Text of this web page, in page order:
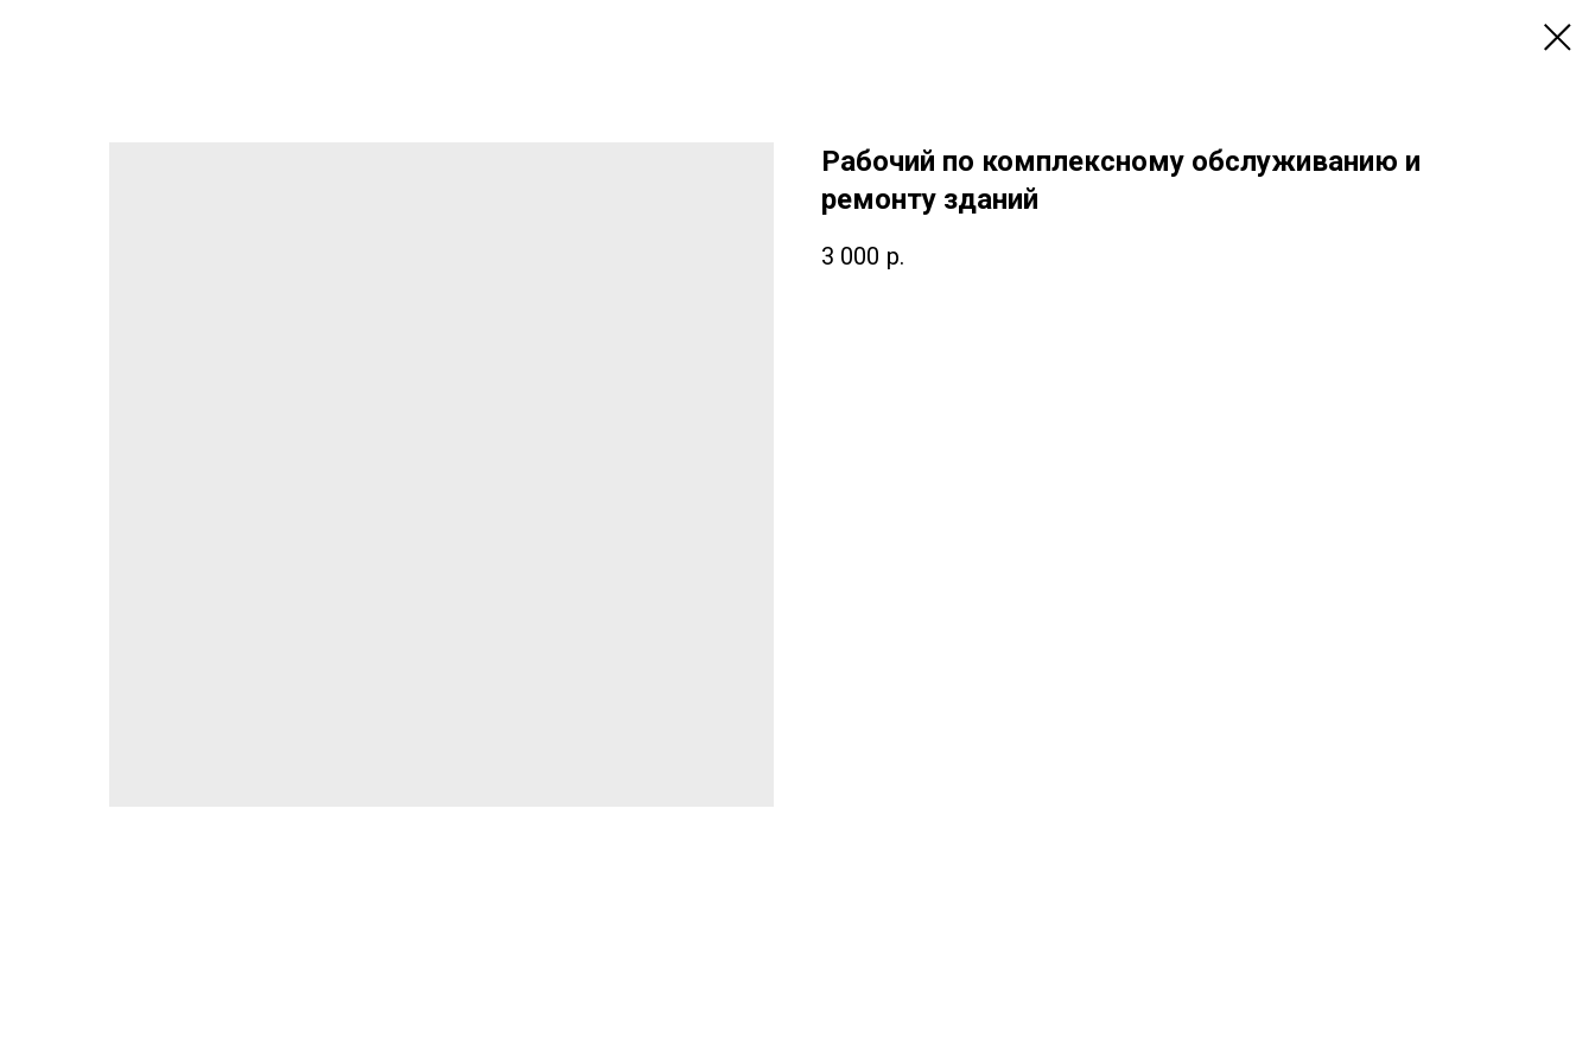
Рабочий по комплексному обслуживанию и
ремонту зданий
3 000 р.